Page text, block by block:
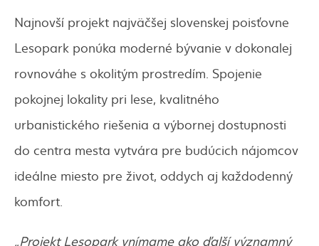
Najnovší projekt najväčšej slovenskej poisťovne
Lesopark ponúka moderné bývanie v dokonalej
rovnováhe s okolitým prostredím. Spojenie
pokojnej lokality pri lese, kvalitného
urbanistického riešenia a výbornej dostupnosti
do centra mesta vytvára pre budúcich nájomcov
ideálne miesto pre život, oddych aj každodenný
komfort.
„Projekt Lesopark vnímame ako ďalší významný